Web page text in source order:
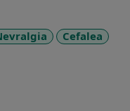
di cui ricevuto la
Cinese di
Cefalea